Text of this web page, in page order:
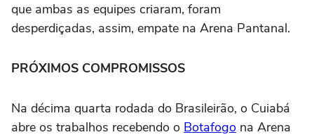
que ambas as equipes criaram, foram
desperdiçadas, assim, empate na Arena Pantanal.
PRÓXIMOS COMPROMISSOS
Na décima quarta rodada do Brasileirão, o Cuiabá
abre os trabalhos recebendo o Botafogo na Arena